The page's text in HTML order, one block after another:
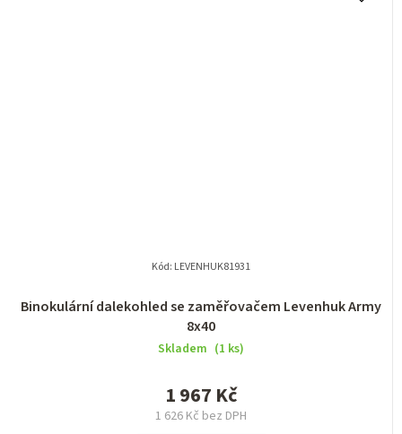
Binokulární dalekohled se zaměřovačem Levenhuk Army
8x40
Skladem (1 ks)
1 626 Kč bez DPH
1 967 Kč
Kód: LEVENHUK81931